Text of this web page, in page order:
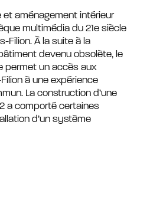
aménagement intérieur
multimédia du 21e siècle
Filion. À la suite à la
devenu obsolète, le
permet un accès aux
à une expérience
La construction d’une
a comporté certaines
d’un système